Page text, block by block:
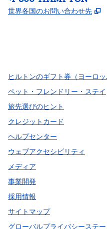
世界各国のお問い合わせ先 ,
ヒルトンのギフト券（ヨーロッ
ペット・フレンドリー・ステイ
旅先選びのヒント
クレジットカード
ヘルプセンター
ウェブアクセシビリティ
メディア
事業開発
採用情報
サイトマップ
グローバルプライバシーステー